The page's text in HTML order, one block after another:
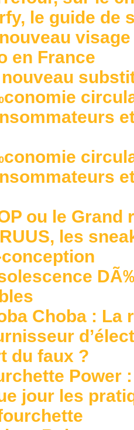
le guide de
en France
ou le Grand
les
Choba : La
du faux ?
Power
jour les